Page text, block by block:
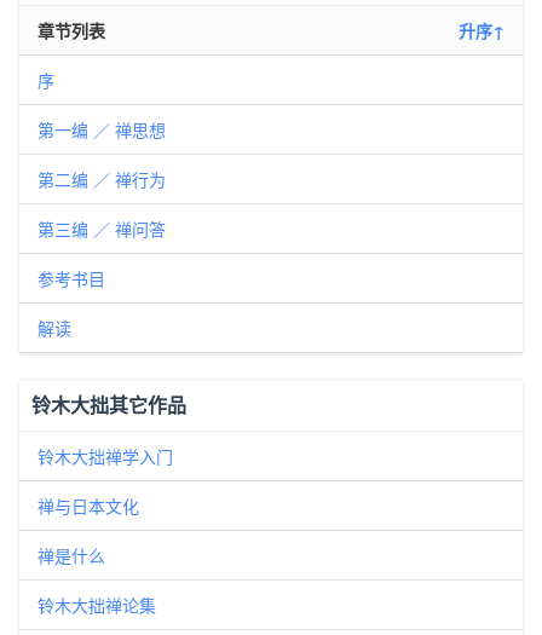
章节列表 升序↑
序
第一编 ／ 禅思想
第二编 ／ 禅行为
第三编 ／ 禅问答
参考书目
解读
铃木大拙其它作品
铃木大拙禅学入门
禅与日本文化
禅是什么
铃木大拙禅论集